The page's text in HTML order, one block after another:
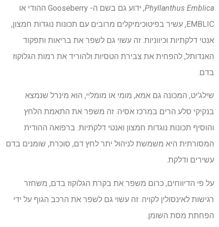
Phyllanthus Emblica,
ידוע גם בשם ה- Gooseberry ההודי או
EMBLIC, עשיר בפיטוכימיקלים מרובים עם תכונות נוגדות חמצון,
אנטי דלקתיות וכיווניות. זה עשוי גם לשפר את בריאות ותפקוד
האנדותל, להפחית את צבירת הטסיות ולהוריד את רמות הגלוקוז
בדם.
שילג'יט, המכונה גם אמא, מומי או מומליי, הוא מינרל שנמצא
בנקיקי סלע הרים במרכז אסיה. זה משפר את התאמת הלחץ
והוסיף תכונות נוגדות חמצון ואנטי דלקתיות. ברפואה ההודית
המסורתית היא משמשת לניהול יתר לחץ דם, סוכרת, שומנים בדם
עשירים ודלקת.
על פי הדיווחים, כרום משפר את בקרת הגלוקוז בדם, משחזר
רגישות לאינסולין לקויה. זה עשוי גם לשפר את הרכב הגוף על ידי
הפחתת מסת השומן.